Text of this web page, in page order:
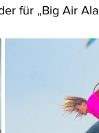
für „Big Air